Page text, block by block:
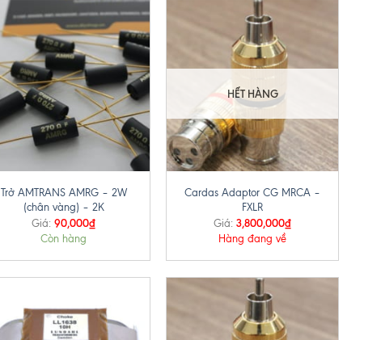
Trở AMTRANS AMRG – 2W
(chân vàng) – 2K
Giá: 90,000₫
Còn hàng
+
HẾT HÀNG
Cardas Adaptor CG MRCA –
FXLR
Giá: 3,800,000₫
Hàng đang về